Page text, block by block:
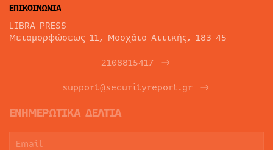
ΕΠΙΚΟΙΝΩΝΙΑ
LIBRA PRESS
Μεταμορφώσεως 11, Μοσχάτο Αττικής, 183 45
2108815417
support@securityreport.gr
ΕΝΗΜΕΡΩΤΙΚΑ ΔΕΛΤΙΑ